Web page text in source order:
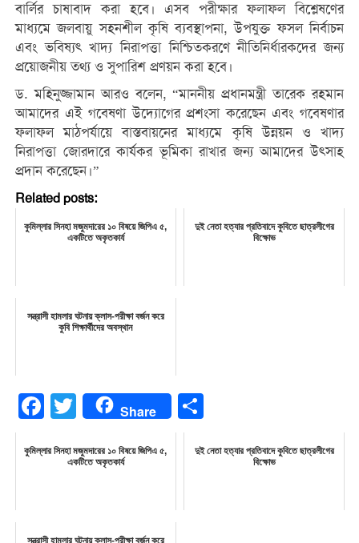
বার্লির চাষাবাদ করা হবে। এসব পরীক্ষার ফলাফল বিশ্লেষণের
মাধ্যমে জলবায়ু সহনশীল কৃষি ব্যবস্থাপনা, উপযুক্ত ফসল নির্বাচন
এবং ভবিষ্যৎ খাদ্য নিরাপত্তা নিশ্চিতকরণে নীতিনির্ধারকদের জন্য
প্রয়োজনীয় তথ্য ও সুপারিশ প্রণয়ন করা হবে।
ড. মহিনুজ্জামান আরও বলেন, “মাননীয় প্রধানমন্ত্রী তারেক রহমান
আমাদের এই গবেষণা উদ্যোগের প্রশংসা করেছেন এবং গবেষণার
ফলাফল মাঠপর্যায়ে বাস্তবায়নের মাধ্যমে কৃষি উন্নয়ন ও খাদ্য
নিরাপত্তা জোরদারে কার্যকর ভূমিকা রাখার জন্য আমাদের উৎসাহ
প্রদান করেছেন।”
Related posts:
কুমিল্লার সিনহা মজুমদারের ১০ বিষয়ে জিপিএ ৫,
একটিতে অকৃতকার্য
দুই নেতা হত্যার প্রতিবাদে কুবিতে ছাত্রলীগের
বিক্ষোভ
সন্ত্রাসী হামলার ঘটনায় ক্লাস-পরীক্ষা বর্জন করে
কুবি শিক্ষার্থীদের অবস্থান
Facebook
Twitter Share
কুমিল্লার সিনহা মজুমদারের ১০ বিষয়ে জিপিএ ৫,
একটিতে অকৃতকার্য
দুই নেতা হত্যার প্রতিবাদে কুবিতে ছাত্রলীগের
বিক্ষোভ
সন্ত্রাসী হামলার ঘটনায় ক্লাস-পরীক্ষা বর্জন করে